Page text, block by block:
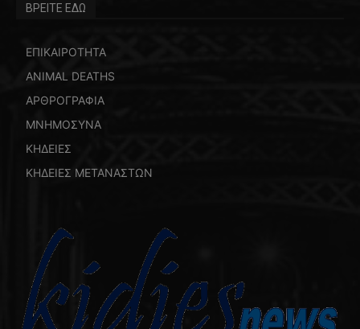
ΒΡΕΙΤΕ ΕΔΩ
ΕΠΙΚΑΙΡΟΤΗΤΑ
ANIMAL DEATHS
ΑΡΘΡΟΓΡΑΦΙΑ
ΜΝΗΜΟΣΥΝΑ
ΚΗΔΕΙΕΣ
ΚΗΔΕΙΕΣ ΜΕΤΑΝΑΣΤΩΝ